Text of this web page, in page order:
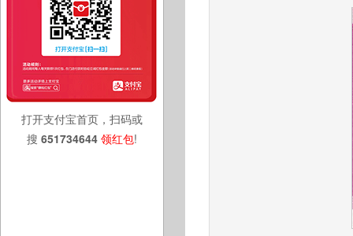
打开支付宝首页，扫码或
搜 651734644 领红包!